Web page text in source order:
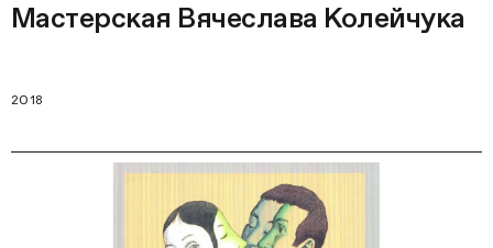
Мастерская Вячеслава Колейчука
2018